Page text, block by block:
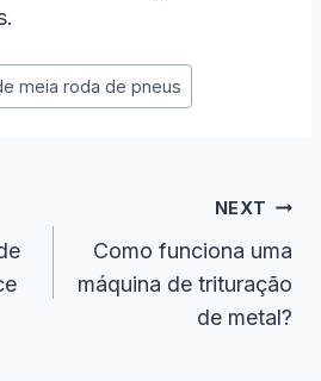
meia roda de pneus
NEXT
Como funciona uma
máquina de trituração
de metal?